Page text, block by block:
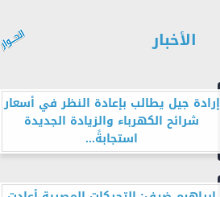
الأخبار
إرادة جيل يطالب بإعادة النظر في أسعار
شرائح الكهرباء والزيادة الجديدة
استجابةً...